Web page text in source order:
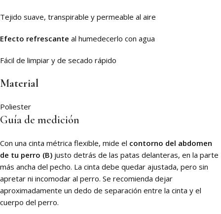
Tejido suave, transpirable y permeable al aire
Efecto refrescante al humedecerlo con agua
Fácil de limpiar y de secado rápido
Material
Poliester
Guía de medición
Con una cinta métrica flexible, mide el contorno del abdomen
de tu perro (B) justo detrás de las patas delanteras, en la parte
más ancha del pecho. La cinta debe quedar ajustada, pero sin
apretar ni incomodar al perro. Se recomienda dejar
aproximadamente un dedo de separación entre la cinta y el
cuerpo del perro.